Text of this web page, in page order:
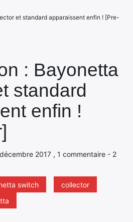
: Bayonetta
standard
enfin !
2017 , 1 commentaire - 2
switch
collector
et standard apparaissent enfin ! [Pre-